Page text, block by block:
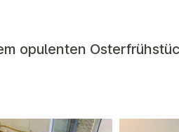
opulenten